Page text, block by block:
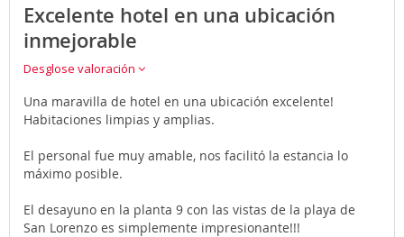
Excelente hotel en una ubicación
inmejorable
Desglose valoración
Una maravilla de hotel en una ubicación excelente!
Habitaciones limpias y amplias.
El personal fue muy amable, nos facilitó la estancia lo
máximo posible.
El desayuno en la planta 9 con las vistas de la playa de
San Lorenzo es simplemente impresionante!!!